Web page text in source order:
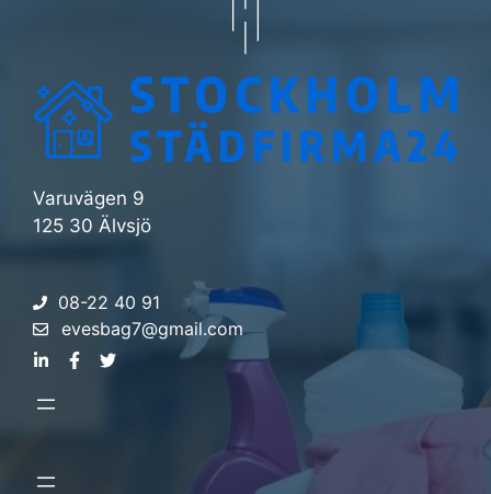
Varuvägen 9
125 30 Älvsjö
08-22 40 91
evesbag7@gmail.com